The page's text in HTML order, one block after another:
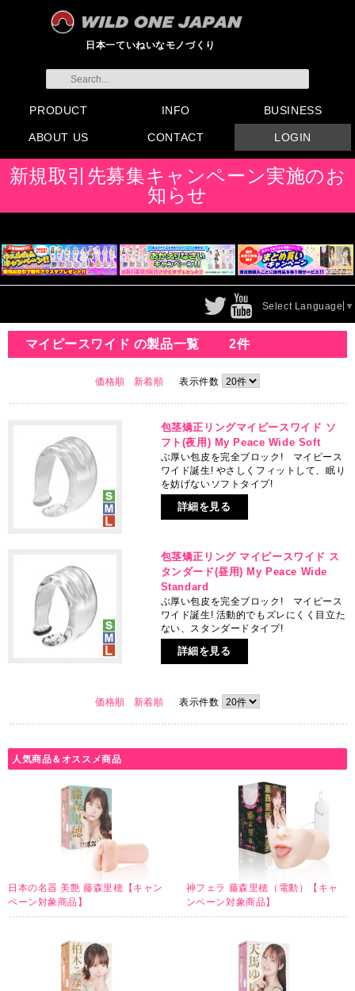
日本一ていねいなモノづくり
PRODUCT
すべてのグッズ
新製品
発売前製品
デンマ
ニップルドーム他
ローター
バイブ
オナホール
ラブドール
サポート
矯正リング
ローション
ラブサプリ
ディルド
アナル
SMグッズ
日本製グッズ
その他グッズ
INFO
製品情報
お知らせ
イベント・展示会
メディア掲載
BUSINESS
会員登録
注文方法・卸売りについ
FAX注文書
カタログ
販促物配布
代理店契約について
ABOUT US
会社概要
よくある質問
取り扱い店リスト
CONTACT
お問い合わせ
付属品販売(一般のお客様
向け)
アイディア募集
LOGIN
新規取引先募集キャンペーン実施のお
知らせ
Select Language ▼
マイピースワイド の製品一覧 2件
価格順 新着順 表示件数
包茎矯正リングマイピースワイド ソ
フト(夜用) My Peace Wide Soft
ぶ厚い包皮を完全ブロック! マイピース
ワイド誕生! やさしくフィットして、眠り
を妨げないソフトタイプ!
詳細を見る
包茎矯正リング マイピースワイド ス
タンダード(昼用) My Peace Wide
Standard
ぶ厚い包皮を完全ブロック! マイピース
ワイド誕生! 活動的でもズレにくく目立た
ない、スタンダードタイプ!
詳細を見る
価格順 新着順 表示件数
人気商品＆オススメ商品
日本の名器 美艶 藤森里穂【キャン
ペーン対象商品】
神フェラ 藤森里穂（電動）【キャ
ンペーン対象商品】